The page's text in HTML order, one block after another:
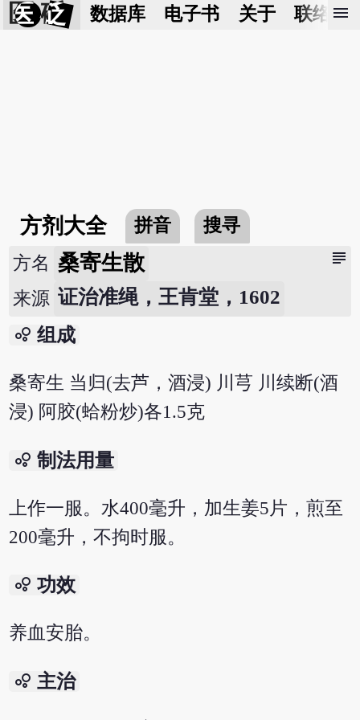
医 砭 数据库 电子书 关于 联络我
menu
方剂大全 拼音 搜寻
subject
方名 桑寄生散
来源 证治准绳，王肯堂，1602
bubble_chart 组成
桑寄生 当归(去芦，酒浸) 川芎 川续断(酒
浸) 阿胶(蛤粉炒)各1.5克
bubble_chart 制法用量
上作一服。水400毫升，加生姜5片，煎至
200毫升，不拘时服。
bubble_chart 功效
养血安胎。
bubble_chart 主治